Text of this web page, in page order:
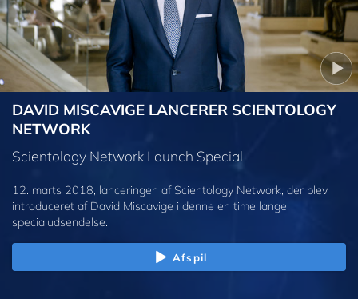
DAVID MISCAVIGE LANCERER SCIENTOLOGY
NETWORK
Scientology Network Launch Special
12. marts 2018, lanceringen af Scientology Network, der blev
introduceret af David Miscavige i denne en time lange
specialudsendelse.
Afspil